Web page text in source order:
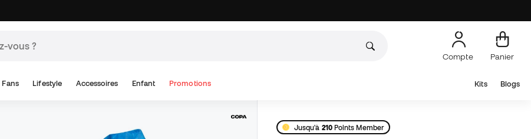
Compte Panier
Fans Lifestyle Accessoires Enfant Promotions Kits Blogs
Jusqu'à 210Points Member